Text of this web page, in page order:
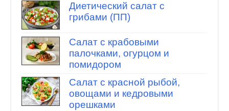
Диетический салат с
грибами (ПП)
Салат с крабовыми
палочками, огурцом и
помидором
Салат с красной рыбой,
овощами и кедровыми
орешками